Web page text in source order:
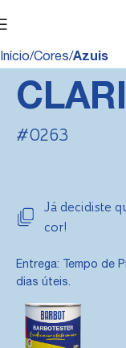
Início Cores Azuis
#0263
Já decidiste
cor!
Entrega: Tempo de
dias úteis.